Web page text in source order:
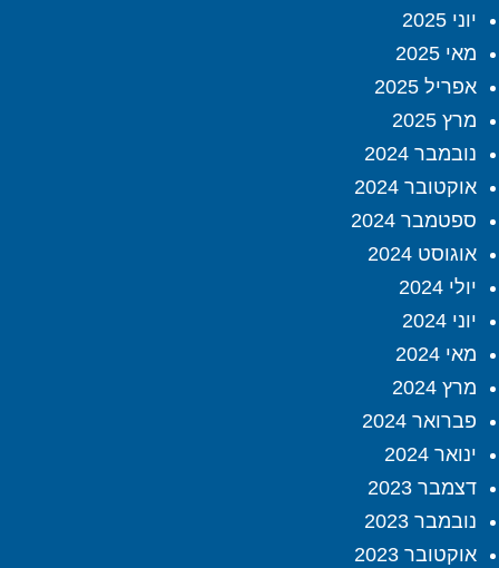
יוני 2025
מאי 2025
אפריל 2025
מרץ 2025
נובמבר 2024
אוקטובר 2024
ספטמבר 2024
אוגוסט 2024
יולי 2024
יוני 2024
מאי 2024
מרץ 2024
פברואר 2024
ינואר 2024
דצמבר 2023
נובמבר 2023
אוקטובר 2023